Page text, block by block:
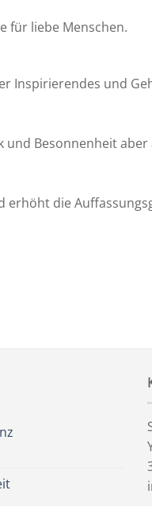
für liebe Menschen.
Inspirierendes und
und Besonnenheit
erhöht die